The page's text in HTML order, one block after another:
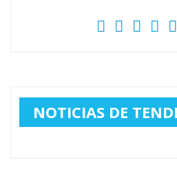
NOTICIAS DE